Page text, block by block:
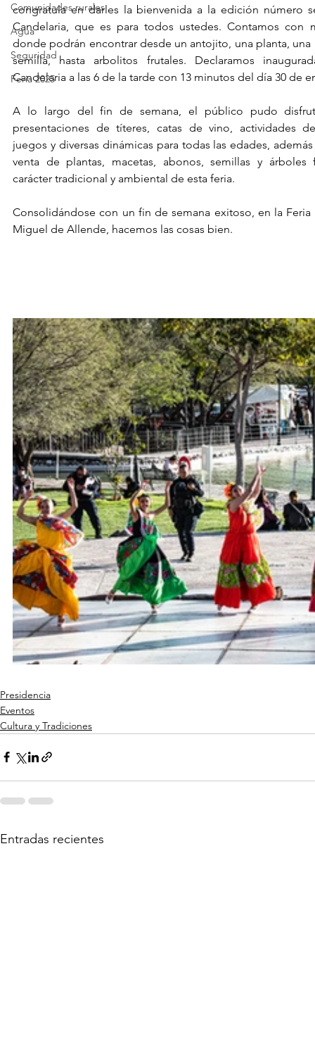
Comunidades rurales
Agua
Seguridad
Feria 2025
congratula en darles la bienvenida a la edición número
Candelaria, que es para todos ustedes. Contamos con
donde podrán encontrar desde un antojito, una planta,
semilla, hasta arbolitos frutales. Declaramos
Candelaria a las 6 de la tarde con 13 minutos del día 30 de
A lo largo del fin de semana, el público pudo
presentaciones de títeres, catas de vino, actividades
juegos y diversas dinámicas para todas las edades,
venta de plantas, macetas, abonos, semillas y árboles
carácter tradicional y ambiental de esta feria.
Consolidándose con un fin de semana exitoso, en la Feria
Miguel de Allende, hacemos las cosas bien.
Presidencia
Eventos
Cultura y Tradiciones
Entradas recientes